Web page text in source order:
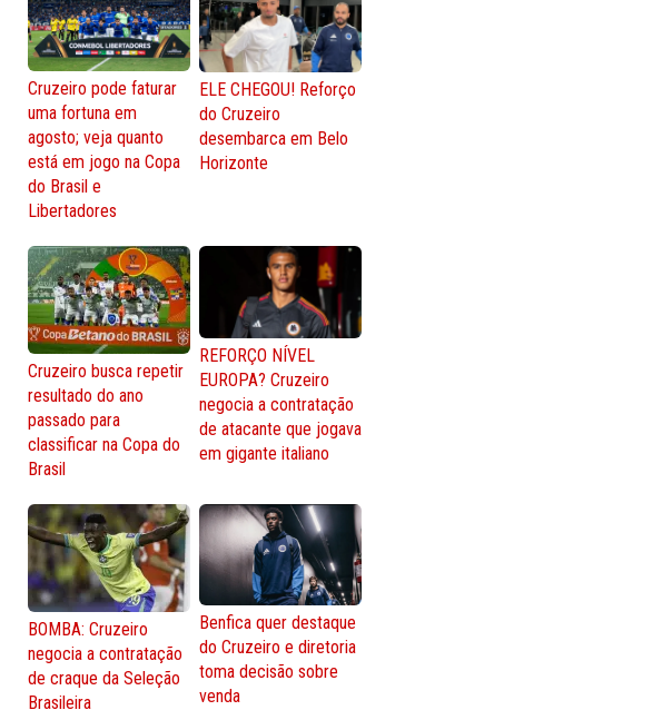
Cruzeiro pode faturar
uma fortuna em
agosto; veja quanto
está em jogo na Copa
do Brasil e
Libertadores
ELE CHEGOU! Reforço
do Cruzeiro
desembarca em Belo
Horizonte
Cruzeiro busca repetir
resultado do ano
passado para
classificar na Copa do
Brasil
REFORÇO NÍVEL
EUROPA? Cruzeiro
negocia a contratação
de atacante que jogava
em gigante italiano
BOMBA: Cruzeiro
negocia a contratação
de craque da Seleção
Brasileira
Benfica quer destaque
do Cruzeiro e diretoria
toma decisão sobre
venda